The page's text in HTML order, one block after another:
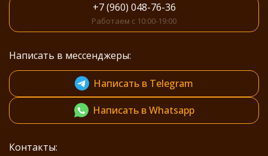
+7 (960) 048-76-36
Работаем с 10:00-19:00
Написать в мессенджеры:
Написать в Telegram
Написать в Whatsapp
Контакты: